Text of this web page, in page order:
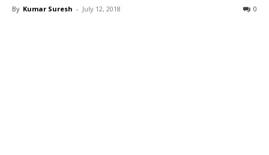
By Kumar Suresh - July 12, 2018 0